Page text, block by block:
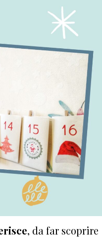
, da far scoprire